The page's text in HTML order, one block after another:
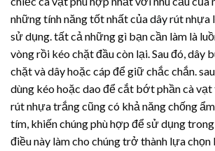
những tính năng tốt nhất củadây rút nhựa
sử dụng. tất cả những gì bạn cần làm là
vòng rồi kéo chặt đầu còn lại. Sau đó, dây
chặt và dây hoặc cáp để giữ chắc chắn.
dùng kéo hoặc dao để cắt bớt phần cà vạt
rút nhựatrắng cũng có khả năng chống
tím, khiến chúng phù hợp để sử dụng
điều này làm cho chúng trở thành lựa